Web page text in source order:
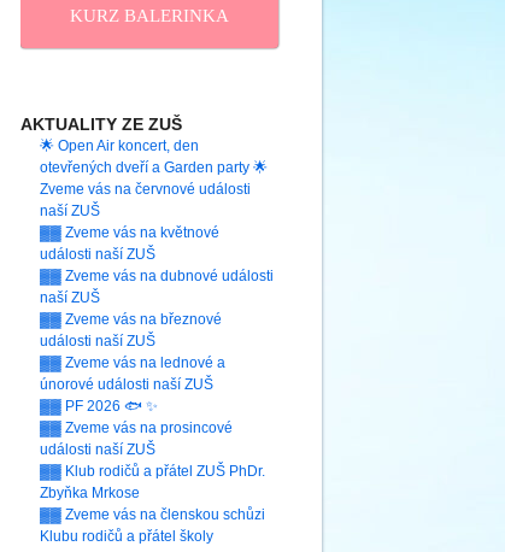
KURZ BALERINKA
AKTUALITY ZE ZUŠ
🌟 Open Air koncert, den
otevřených dveří a Garden party 🌟
Zveme vás na červnové události
naší ZUŠ
▓▓ Zveme vás na květnové
události naší ZUŠ
▓▓ Zveme vás na dubnové události
naší ZUŠ
▓▓ Zveme vás na březnové
události naší ZUŠ
▓▓ Zveme vás na lednové a
únorové události naší ZUŠ
▓▓ PF 2026 🐟 ✨
▓▓ Zveme vás na prosincové
události naší ZUŠ
▓▓ Klub rodičů a přátel ZUŠ PhDr.
Zbyňka Mrkose
▓▓ Zveme vás na členskou schůzi
Klubu rodičů a přátel školy